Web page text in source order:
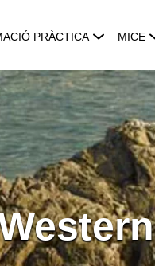
PRÀCTICA MICE